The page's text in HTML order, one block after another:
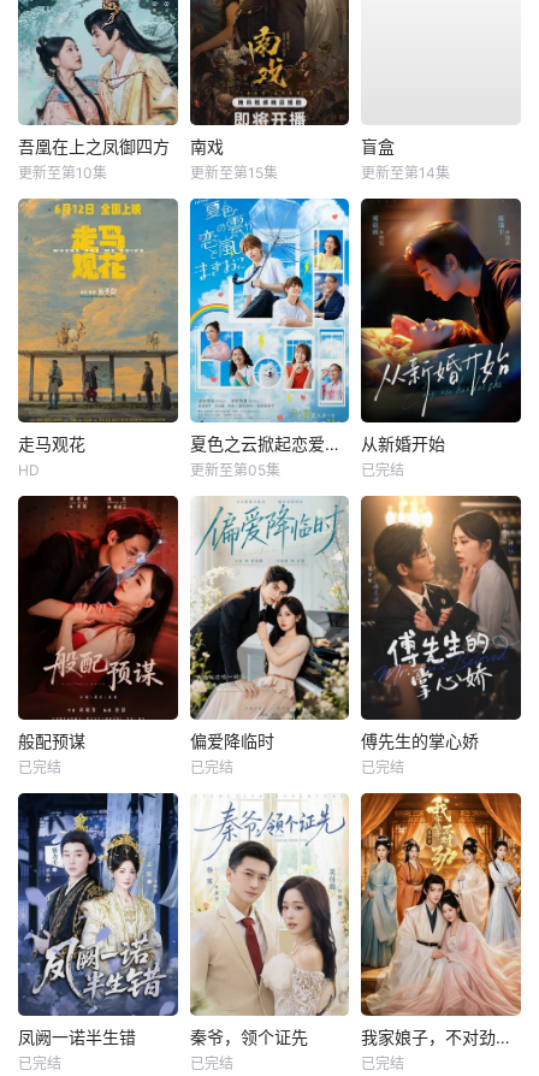
吾凰在上之凤御四方
更新至第10集
南戏
更新至第15集
盲盒
更新至第14集
走马观花
HD
夏色之云掀起恋爱与风暴
更新至第05集
从新婚开始
已完结
般配预谋
已完结
偏爱降临时
已完结
傅先生的掌心娇
已完结
凤阙一诺半生错
已完结
秦爷，领个证先
已完结
我家娘子，不对劲第四季
已完结